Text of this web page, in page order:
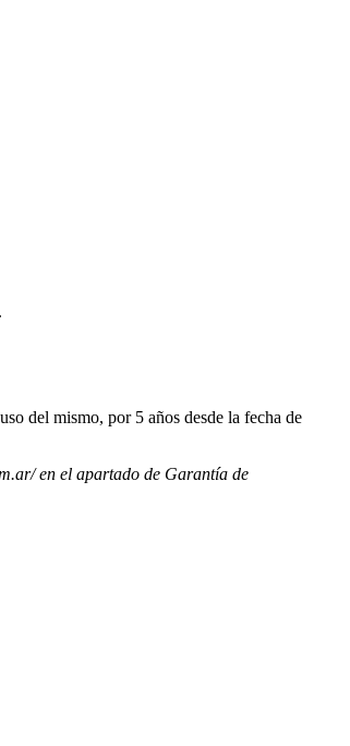
.
del mismo, por 5 años desde la fecha de
en el apartado de Garantía de